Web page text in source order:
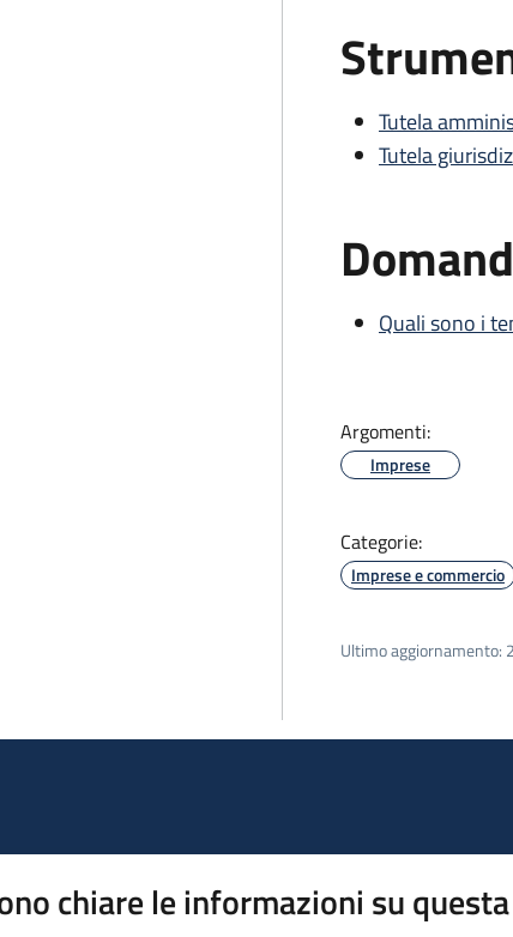
Tutela
Tutela
Quali sono i
Argomenti:
Imprese
Categorie:
Imprese e commercio
Ultimo aggiornamento:
chiare le informazioni su